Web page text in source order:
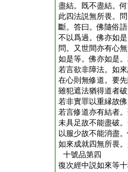
盡結。既不盡結。
此四法説無所畏。
斷。答曰。佛隨俗
不以爲過。佛亦如
問。又世間亦有心
如是等。佛亦如是
若言欲非障法。如
在心則無修道。要
雖犯遮法猶得道者
若非實罪以重縁故
若言修道亦有結者
未具足故不能盡破
以服少故不能消盡
如來成就四無所畏
十號品第四
復次經中説如來等